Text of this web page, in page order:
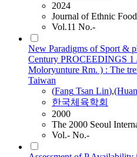
2024
Journal of Ethnic
Vol.11 No.-
New Paradigms of Sport &
Century PROCEEDINGS 1
Moloryunture Rm. ) : The
Taiwan
(Fang Tsan Lin),
한국체육학회
2000
The 2000 Seoul
Vol.- No.-